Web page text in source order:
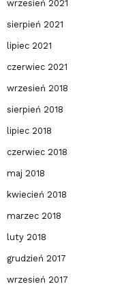
wrzesień 2021
sierpień 2021
lipiec 2021
czerwiec 2021
wrzesień 2018
sierpień 2018
lipiec 2018
czerwiec 2018
maj 2018
kwiecień 2018
marzec 2018
luty 2018
grudzień 2017
wrzesień 2017